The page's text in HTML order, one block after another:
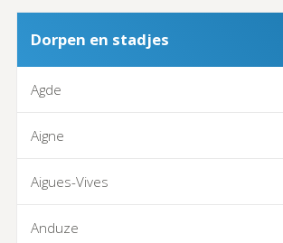
Dorpen en stadjes
Agde
Aigne
Aigues-Vives
Anduze